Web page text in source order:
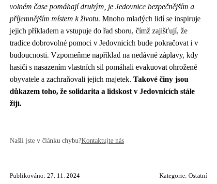
volném čase pomáhají druhým, je Jedovnice bezpečnějším a
příjemnějším místem k životu. Mnoho mladých lidí se inspiruje
jejich příkladem a vstupuje do řad sboru, čímž zajišťují, že
tradice dobrovolné pomoci v Jedovnicích bude pokračovat i v
budoucnosti. Vzpomeňme například na nedávné záplavy, kdy
hasiči s nasazením vlastních sil pomáhali evakuovat ohrožené
obyvatele a zachraňovali jejich majetek. Takové činy jsou
důkazem toho, že solidarita a lidskost v Jedovnicích stále
žijí.
Našli jste v článku chybu?Kontaktujte nás
Publikováno: 27. 11. 2024 Kategorie: Ostatní